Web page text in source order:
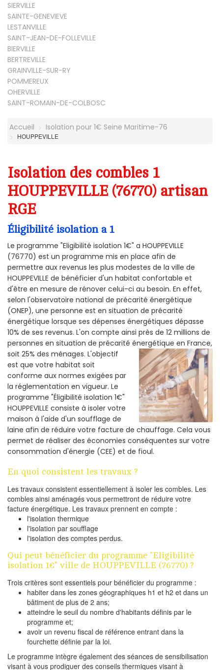
SIERVILLE
SAINTE-GENEVIEVE
LESTANVILLE
SAINT-JEAN-DE-FOLLEVILLE
BIERVILLE
BERTREVILLE
GRAINVILLE-SUR-RY
POMMEREUX
OHERVILLE
SAINT-ROMAIN-DE-COLBOSC
Accueil Isolation pour 1€ Seine Maritime-76
HOUPPEVILLE
Isolation des combles 1
HOUPPEVILLE (76770) artisan
RGE
Éligibilité isolation a 1
Le programme "Eligibilité isolation 1€" a HOUPPEVILLE
(76770) est un programme mis en place afin de
permettre aux revenus les plus modestes de la ville de
HOUPPEVILLE de bénéficier d'un habitat confortable et
d'être en mesure de rénover celui-ci au besoin. En effet,
selon l'observatoire national de précarité énergétique
(ONEP), une personne est en situation de précarité
énergétique lorsque ses dépenses énergétiques dépasse
10% de ses revenus. L'on compte ainsi près de 12 millions de
personnes en situation de précarité énergétique en France,
soit 25% des ménages. L'objectif
est que votre habitat soit
conforme aux normes exigées par
la réglementation en vigueur. Le
programme "Éligibilité isolation 1€"
HOUPPEVILLE consiste à isoler votre
maison à l'aide d'un soufflage de
laine afin de réduire votre facture de chauffage. Cela vous
permet de réaliser des économies conséquentes sur votre
consommation d'énergie (CEE) et de fioul.
En quoi consistent les travaux ?
Les travaux consistent essentiellement à isoler les combles. Les
combles ainsi aménagés vous permettront de réduire votre
facture énergétique. Les travaux prennent en compte :
l'isolation thermique
l'isolation par soufflage
l'isolation des comptes perdus.
Qui peut bénéficier du programme "Eligibilité
isolation 1€" ville de HOUPPEVILLE (76770) ?
Trois critères sont essentiels pour bénéficier du programme :
habiter dans les zones géographiques h1 et h2 et dans un
bâtiment de plus de 2 ans;
atteindre le seuil du nombre d'habitants définis par le
programme et;
avoir un revenu fiscal de référence entrant dans la
fourchette définie par la loi.
Le programme intègre également des séances de sensibilisation
visant à vous prodiguer des conseils thermiques visant à